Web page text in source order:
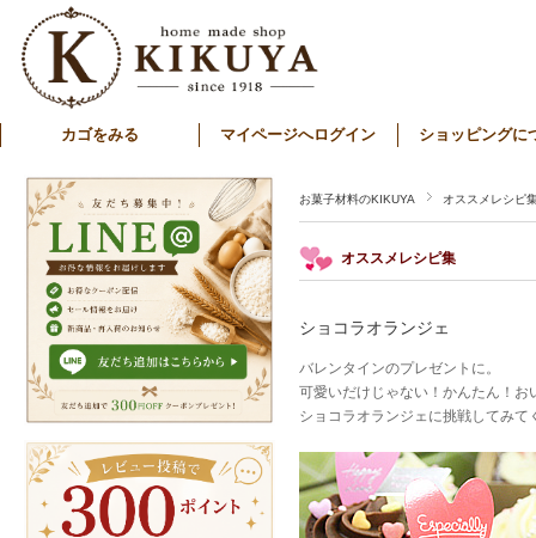
カゴをみる マイページへログイン ショッピングに
お菓子材料のKIKUYA オススメレシピ
オススメレシピ集
ショコラオランジェ
バレンタインのプレゼントに。
可愛いだけじゃない！かんたん！お
ショコラオランジェに挑戦してみて